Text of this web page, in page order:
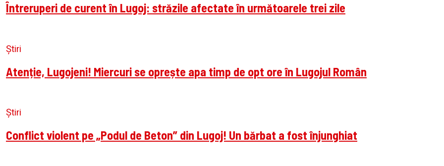
Întreruperi de curent în Lugoj: străzile afectate în următoarele trei zile
Știri
Atenție, Lugojeni! Miercuri se oprește apa timp de opt ore în Lugojul Român
Știri
Conflict violent pe „Podul de Beton” din Lugoj! Un bărbat a fost înjunghiat